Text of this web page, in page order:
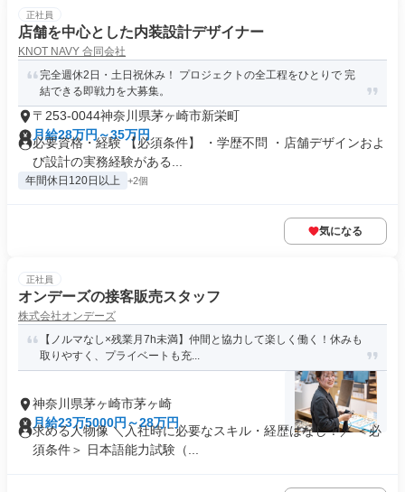
正社員
店舗を中心とした内装設計デザイナー
KNOT NAVY 合同会社
完全週休2日・土日祝休み！ プロジェクトの全工程をひとりで 完
結できる即戦力を大募集。
〒253-0044神奈川県茅ヶ崎市新栄町
月給28万円～35万円
必要資格・経験 【必須条件】 ・学歴不問 ・店舗デザインおよ
び設計の実務経験がある...
年間休日120日以上 +2個
気になる
正社員
オンデーズの接客販売スタッフ
株式会社オンデーズ
【ノルマなし×残業月7h未満】仲間と協力して楽しく働く！休みも
取りやすく、プライベートも充...
神奈川県茅ヶ崎市茅ヶ崎
月給23万5000円～28万円
求める人物像 ＼入社時に必要なスキル・経歴はなし！／ ＜必
須条件＞ 日本語能力試験（...